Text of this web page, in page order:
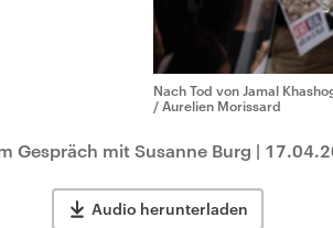
Nach Tod von Jamal
/ Aurelien Morissard
Gespräch mit Susanne Burg |
Audio herunterladen